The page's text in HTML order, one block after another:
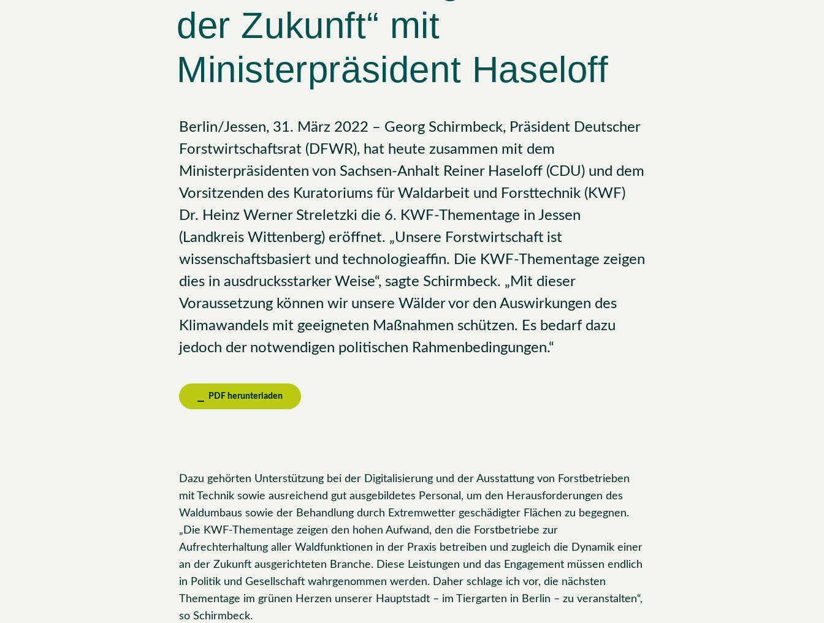
der Zukunft“ mit
Ministerpräsident Haseloff
Berlin/Jessen, 31. März 2022 – Georg Schirmbeck, Präsident Deutscher
Forstwirtschaftsrat (DFWR), hat heute zusammen mit dem
Ministerpräsidenten von Sachsen-Anhalt Reiner Haseloff (CDU) und dem
Vorsitzenden des Kuratoriums für Waldarbeit und Forsttechnik (KWF)
Dr. Heinz Werner Streletzki die 6. KWF-Thementage in Jessen
(Landkreis Wittenberg) eröffnet. „Unsere Forstwirtschaft ist
wissenschaftsbasiert und technologieaffin. Die KWF-Thementage zeigen
dies in ausdrucksstarker Weise“, sagte Schirmbeck. „Mit dieser
Voraussetzung können wir unsere Wälder vor den Auswirkungen des
Klimawandels mit geeigneten Maßnahmen schützen. Es bedarf dazu
jedoch der notwendigen politischen Rahmenbedingungen.“
PDF herunterladen
Dazu gehörten Unterstützung bei der Digitalisierung und der Ausstattung von Forstbetrieben
mit Technik sowie ausreichend gut ausgebildetes Personal, um den Herausforderungen des
Waldumbaus sowie der Behandlung durch Extremwetter geschädigter Flächen zu begegnen.
„Die KWF-Thementage zeigen den hohen Aufwand, den die Forstbetriebe zur
Aufrechterhaltung aller Waldfunktionen in der Praxis betreiben und zugleich die Dynamik einer
an der Zukunft ausgerichteten Branche. Diese Leistungen und das Engagement müssen endlich
in Politik und Gesellschaft wahrgenommen werden. Daher schlage ich vor, die nächsten
Thementage im grünen Herzen unserer Hauptstadt – im Tiergarten in Berlin – zu veranstalten“,
so Schirmbeck.